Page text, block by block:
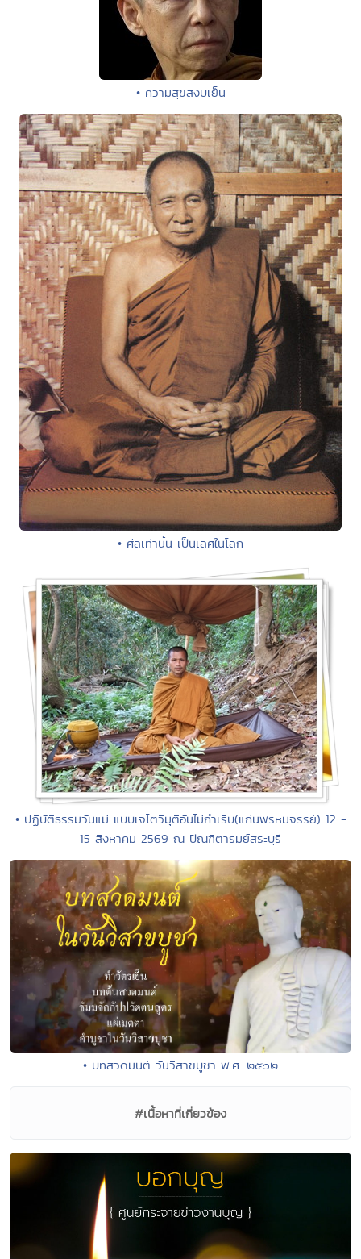
• ความสุขสงบเย็น
• ศีลเท่านั้น เป็นเลิศในโลก
• ปฏิบัติธรรมวันแม่ แบบเจโตวิมุติอันไม่กำเริบ(แก่นพรหมจรรย์) 12 -
15 สิงหาคม 2569 ณ ปัณฑิตารมย์สระบุรี
• บทสวดมนต์ วันวิสาขบูชา พ.ศ. ๒๕๖๒
#เนื้อหาที่เกี่ยวข้อง